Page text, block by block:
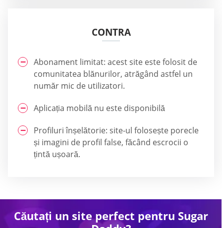
CONTRA
Abonament limitat: acest site este folosit de
comunitatea blănurilor, atrăgând astfel un
număr mic de utilizatori.
Aplicația mobilă nu este disponibilă
Profiluri înșelătorie: site-ul folosește porecle
și imagini de profil false, făcând escrocii o
țintă ușoară.
Căutați un site perfect pentru Sugar